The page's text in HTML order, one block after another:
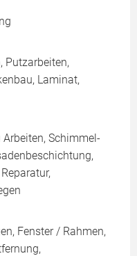
Putzarbeiten,
Laminat,
Arbeiten, Schimmel-
Fenster / Rahmen,